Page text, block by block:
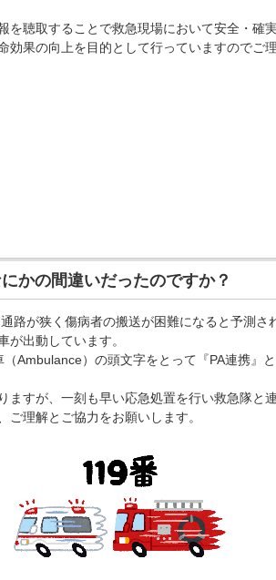
聴取することで救急現場において安全・確
効果の向上を目的として行っていますのでご
かの間違いだったのですか？
路が狭く傷病者の搬送が困難になると予測さ
出動しています。
Ambulance）の頭文字をとって『PA連携』
すが、一刻も早い応急処置を行い救急隊と
理解とご協力をお願いします。